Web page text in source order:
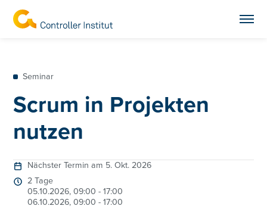
Seminar
Scrum in Projekten
nutzen
Nächster Termin am 5. Okt. 2026
2 Tage
05.10.2026, 09:00 - 17:00
06.10.2026, 09:00 - 17:00